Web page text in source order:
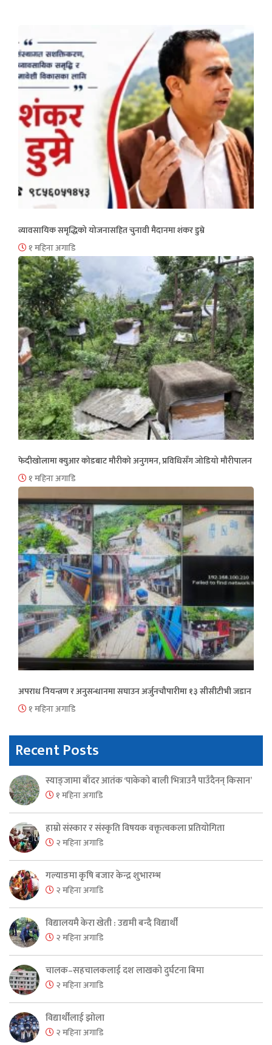
व्यावसायिक समृद्धिको योजनासहित चुनावी मैदानमा शंकर डुम्रे
१ महिना अगाडि
फेदीखोलामा क्युआर कोडबाट मौरीको अनुगमन, प्रविधिसँग जोडियो मौरीपालन
१ महिना अगाडि
अपराध नियन्त्रण र अनुसन्धानमा सघाउन अर्जुनचौपारीमा १३ सीसीटीभी जडान
१ महिना अगाडि
Recent Posts
स्याङ्जामा बाँदर आतंक ‘पाकेको बाली भित्राउनै पाउँदैनन् किसान’
१ महिना अगाडि
हाम्रो संस्कार र संस्कृति विषयक वक्तृत्वकला प्रतियोगिता
२ महिना अगाडि
गल्याङमा कृषि बजार केन्द्र शुभारम्भ
२ महिना अगाडि
विद्यालयमै केरा खेती : उद्यमी बन्दै विद्यार्थी
२ महिना अगाडि
चालक–सहचालकलाई दश लाखको दुर्घटना बिमा
२ महिना अगाडि
विद्यार्थीलाई झोला
२ महिना अगाडि